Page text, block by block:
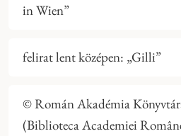
in Wien”
felirat lent középen: „Gilli”
© Román Akadémia
(Biblioteca Academiei